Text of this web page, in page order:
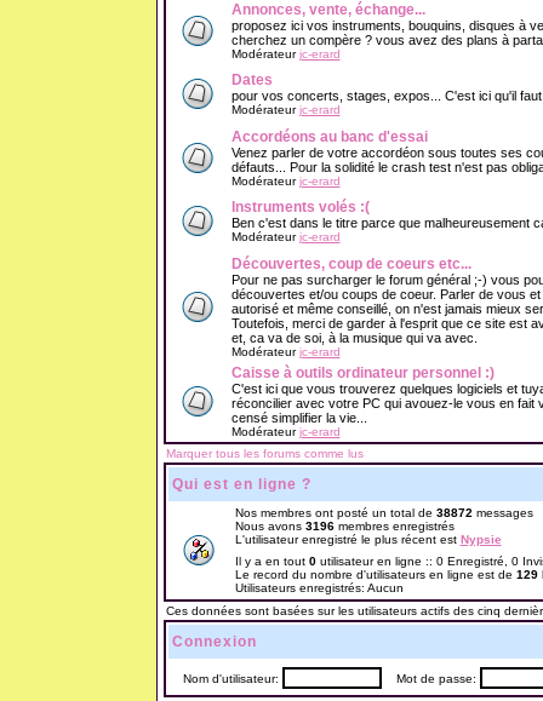
Annonces, vente, échange...
proposez ici vos instruments, bouquins, disques à
cherchez un compère ? vous avez des plans à
Modérateurjc-erard
Dates
pour vos concerts, stages, expos... C'est ici qu'il
Modérateurjc-erard
Accordéons au banc d'essai
Venez parler de votre accordéon sous toutes ses
défauts... Pour la solidité le crash test n'est pas
Modérateurjc-erard
Instruments volés :(
Ben c'est dans le titre parce que malheureusement
Modérateurjc-erard
Découvertes, coup de coeurs etc...
Pour ne pas surcharger le forum général ;-) vous
découvertes et/ou coups de coeur. Parler de vous
autorisé et même conseillé, on n'est jamais mieux
Toutefois, merci de garder à l'esprit que ce site est
et, ca va de soi, à la musique qui va avec.
Modérateurjc-erard
Caisse à outils ordinateur personnel :)
C'est ici que vous trouverez quelques logiciels et
réconcilier avec votre PC qui avouez-le vous en fait
censé simplifier la vie...
Modérateurjc-erard
Marquer tous les forums comme lus
Qui est en ligne ?
Nos membres ont posté un total de 38872 messages
Nous avons 3196membres enregistrés
L'utilisateur enregistré le plus récent est Nypsie
Il y a en tout 0utilisateur en ligne :: 0 Enregistré, 0
Le record du nombre d'utilisateurs en ligne est de 129
Utilisateurs enregistrés: Aucun
Ces données sont basées sur les utilisateurs actifs des cinq
Connexion
Nom d'utilisateur: Mot de passe: